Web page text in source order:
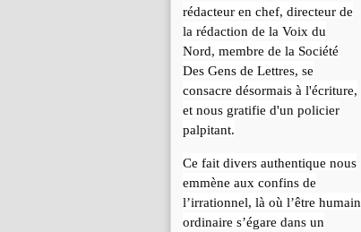
rédacteur en chef, directeur de
la rédaction de la Voix du
Nord, membre de la Société
Des Gens de Lettres, se
consacre désormais à l'écriture,
et nous gratifie d'un policier
palpitant.
Ce fait divers authentique nous
emmène aux confins de
l’irrationnel, là où l’être humain
ordinaire s’égare dans un